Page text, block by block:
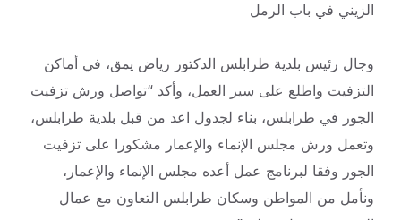
الزيني في باب الرمل
وجال رئيس بلدية طرابلس الدكتور رياض يمق، في أماكن
التزفيت واطلع على سير العمل، وأكد “تواصل ورش تزفيت
الجور في طرابلس، بناء لجدول اعد من قبل بلدية طرابلس،
وتعمل ورش مجلس الإنماء والإعمار مشكورا على تزفيت
الجور وفقا لبرنامج عمل أعده مجلس الإنماء والإعمار،
ونأمل من المواطن وسكان طرابلس التعاون مع عمال